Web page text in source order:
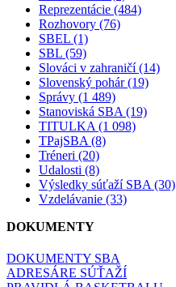
Reprezentácie (484)
Rozhovory (76)
SBEL (1)
SBL (59)
Slováci v zahraničí (14)
Slovenský pohár (19)
Správy (1 489)
Stanoviská SBA (19)
TITULKA (1 098)
TPajSBA (8)
Tréneri (20)
Udalosti (8)
Výsledky súťaží SBA (30)
Vzdelávanie (33)
DOKUMENTY
DOKUMENTY SBA
ADRESÁRE SÚŤAŽÍ